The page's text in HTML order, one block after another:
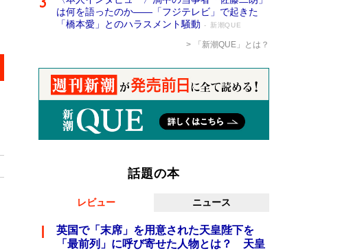
は何を語ったのか――「フジテレビ」で起きた
「橋本愛」とのハラスメント騒動
新潮QUE
「新潮QUE」とは？
話題の本
レビュー ニュース
英国で「末席」を用意された天皇陛下を
「最前列」に呼び寄せた人物とは？ 天皇